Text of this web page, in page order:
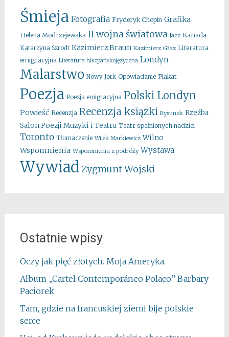
Śmieja Fotografia Fryderyk Chopin Grafika
Helena Modrzejewska II wojna światowa Jazz Kanada
Katarzyna Szrodt Kazimierz Braun Kazimierz Głaz Literatura
emigracyjna Literatura hiszpańskojęzyczna Londyn
Malarstwo Nowy Jork Opowiadanie Plakat
Poezja Poezja emigracyjna Polski Londyn
Powieść Recenzja Recenzja ksiązki Rysunek Rzeźba
Salon Poezji Muzyki i Teatru Teatr spełnionych nadziei
Toronto Tłumaczenie Wilek Markiewicz Wilno
Wspomnienia Wspomnienia z podróży Wystawa
WywiadZygmunt Wojski
Ostatnie wpisy
Oczy jak pięć złotych. Moja Ameryka.
Album „Cartel Contemporáneo Polaco” Barbary
Paciorek
Tam, gdzie na francuskiej ziemi bije polskie
serce